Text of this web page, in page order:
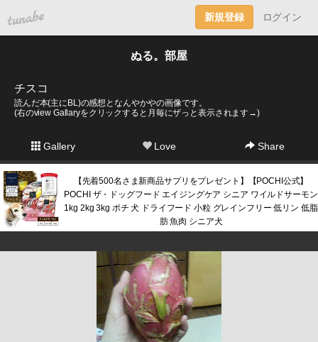
tuna.be 新規登録 ログイン
ぬる。部屋
チスコ
読んだ本(主にBL)の感想となんやかやの画像です。
(右のview Gallaryをクリックすると月毎にザっと表示されます→)
Gallery Love Share
【先着500名さま新商品サプリをプレゼント】【POCHI公式】
POCHI ザ・ドッグフード エイジングケア シニア ワイルドサーモン
1kg 2kg 3kg ポチ 犬 ドライフード 小粒 グレインフリー 低リン 低脂
肪 魚肉 シニア犬